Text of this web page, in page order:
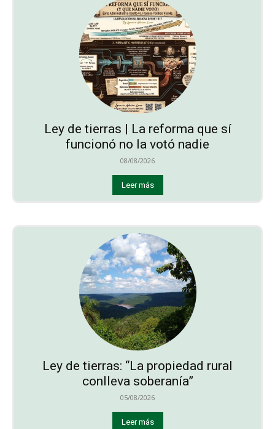
Ley de tierras | La reforma que sí
funcionó no la votó nadie
08/08/2026
Leer más
Ley de tierras: “La propiedad rural
conlleva soberanía”
05/08/2026
Leer más